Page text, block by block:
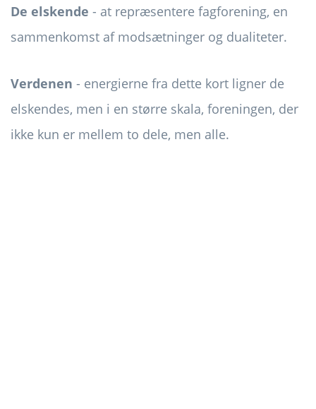
De elskende - at repræsentere fagforening, en
sammenkomst af modsætninger og dualiteter.
Verdenen - energierne fra dette kort ligner de
elskendes, men i en større skala, foreningen, der
ikke kun er mellem to dele, men alle.